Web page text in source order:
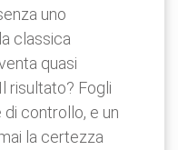
uno
classica
quasi
risultato? Fogli
controllo, e un
la certezza